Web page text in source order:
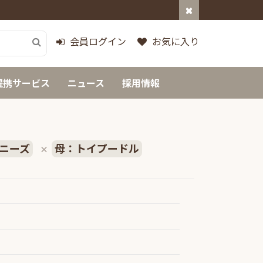
会員ログイン お気に入り
携サービス ニュース 採用情報
ーズ × 母：トイプードル